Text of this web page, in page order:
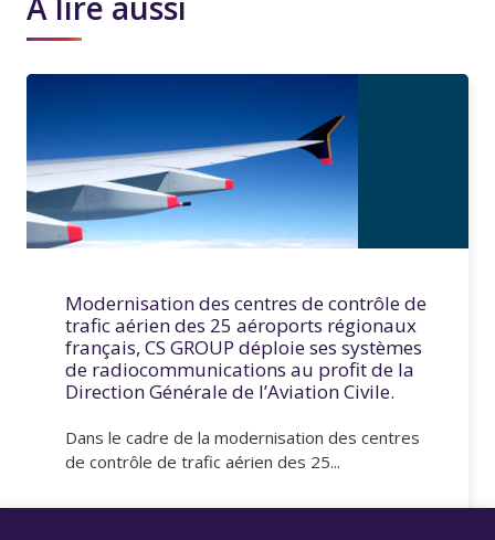
Modernisation des centres de contrôle de
trafic aérien des 25 aéroports régionaux
français, CS GROUP déploie ses systèmes
de radiocommunications au profit de la
Direction Générale de l’Aviation Civile.
Dans le cadre de la modernisation des centres
de contrôle de trafic aérien des 25...